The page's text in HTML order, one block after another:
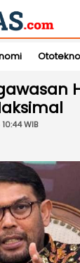
Ototekno
WIB